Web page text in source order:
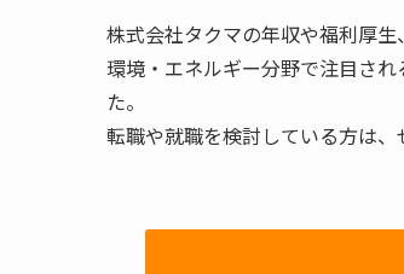
株式会社タクマの年収や福利厚生
環境・エネルギー分野で注目さ
た。
転職や就職を検討している方は、